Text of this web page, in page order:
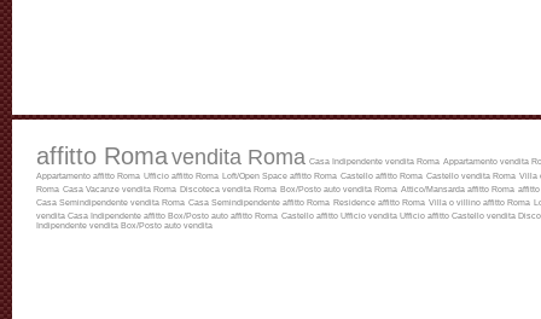
affitto Romavendita Roma Casa Indipendente vendita Roma Appartamento vendita
Appartamento affitto Roma
Ufficio affitto Roma Loft/Open Space affitto Roma Castello affitto Roma Castello vendita Roma Villa
Roma Casa Vacanze vendita Roma Discoteca vendita Roma Box/Posto auto vendita Roma Attico/Mansarda affitto Roma affitto
Casa Semindipendente vendita Roma Casa Semindipendente affitto Roma Residence affitto Roma Villa o villino affitto Roma
vendita Casa Indipendente affitto Box/Posto auto affitto Roma Castello affitto Ufficio vendita Ufficio affitto Castello vendita
Indipendente vendita Box/Posto auto vendita